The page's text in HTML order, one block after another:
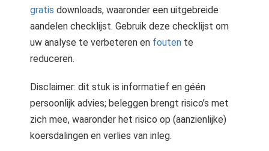
gratis downloads, waaronder een uitgebreide
aandelen checklijst. Gebruik deze checklijst om
uw analyse te verbeteren en fouten te
reduceren.
Disclaimer: dit stuk is informatief en géén
persoonlijk advies; beleggen brengt risico’s met
zich mee, waaronder het risico op (aanzienlijke)
koersdalingen en verlies van inleg.